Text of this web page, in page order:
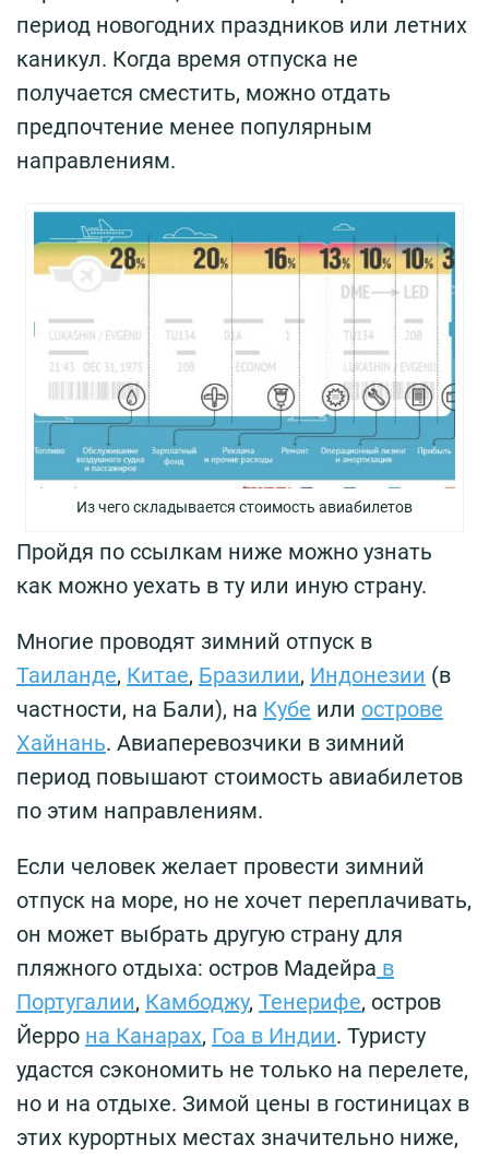
период новогодних праздников или летних
каникул. Когда время отпуска не
получается сместить, можно отдать
предпочтение менее популярным
направлениям.
Из чего складывается стоимость авиабилетов
Пройдя по ссылкам ниже можно узнать
как можно уехать в ту или иную страну.
Многие проводят зимний отпуск в
Таиланде, Китае, Бразилии, Индонезии (в
частности, на Бали), на Кубе или острове
Хайнань. Авиаперевозчики в зимний
период повышают стоимость авиабилетов
по этим направлениям.
Если человек желает провести зимний
отпуск на море, но не хочет переплачивать,
он может выбрать другую страну для
пляжного отдыха: остров Мадейра в
Португалии, Камбоджу, Тенерифе, остров
Йерро на Канарах, Гоа в Индии. Туристу
удастся сэкономить не только на перелете,
но и на отдыхе. Зимой цены в гостиницах в
этих курортных местах значительно ниже,